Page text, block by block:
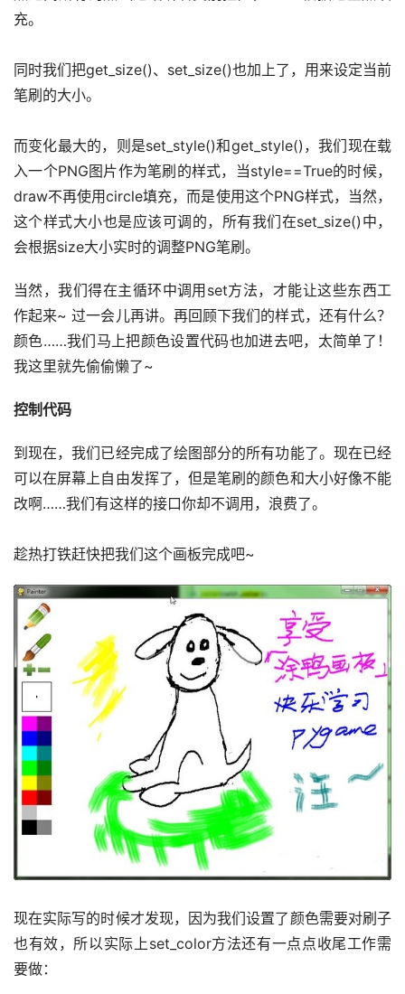
充。
同时我们把get_size()、set_size()也加上了，用来设定当前
笔刷的大小。
而变化最大的，则是set_style()和get_style()，我们现在载
入一个PNG图片作为笔刷的样式，当style==True的时候，
draw不再使用circle填充，而是使用这个PNG样式，当然，
这个样式大小也是应该可调的，所有我们在set_size()中，
会根据size大小实时的调整PNG笔刷。
当然，我们得在主循环中调用set方法，才能让这些东西工
作起来~ 过一会儿再讲。再回顾下我们的样式，还有什么？
颜色……我们马上把颜色设置代码也加进去吧，太简单了！
我这里就先偷偷懒了~
控制代码
到现在，我们已经完成了绘图部分的所有功能了。现在已经
可以在屏幕上自由发挥了，但是笔刷的颜色和大小好像不能
改啊……我们有这样的接口你却不调用，浪费了。
趁热打铁赶快把我们这个画板完成吧~
现在实际写的时候才发现，因为我们设置了颜色需要对刷子
也有效，所以实际上set_color方法还有一点点收尾工作需
要做：